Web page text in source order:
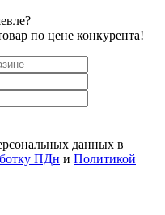
по цене конкурента!
данных в
ПДн и Политикой